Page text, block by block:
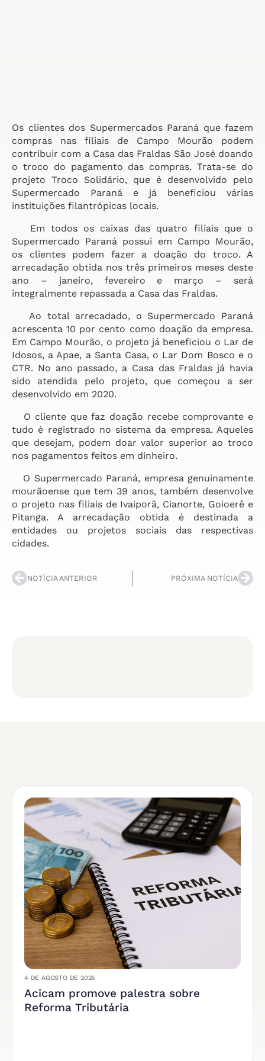
Os clientes dos Supermercados Paraná que fazem
compras nas filiais de Campo Mourão podem
contribuir com a Casa das Fraldas São José doando
o troco do pagamento das compras. Trata-se do
projeto Troco Solidário, que é desenvolvido pelo
Supermercado Paraná e já beneficiou várias
instituições filantrópicas locais.
Em todos os caixas das quatro filiais que o
Supermercado Paraná possui em Campo Mourão,
os clientes podem fazer a doação do troco. A
arrecadação obtida nos três primeiros meses deste
ano – janeiro, fevereiro e março – será
integralmente repassada a Casa das Fraldas.
Ao total arrecadado, o Supermercado Paraná
acrescenta 10 por cento como doação da empresa.
Em Campo Mourão, o projeto já beneficiou o Lar de
Idosos, a Apae, a Santa Casa, o Lar Dom Bosco e o
CTR. No ano passado, a Casa das Fraldas já havia
sido atendida pelo projeto, que começou a ser
desenvolvido em 2020.
O cliente que faz doação recebe comprovante e
tudo é registrado no sistema da empresa. Aqueles
que desejam, podem doar valor superior ao troco
nos pagamentos feitos em dinheiro.
O Supermercado Paraná, empresa genuinamente
mourãoense que tem 39 anos, também desenvolve
o projeto nas filiais de Ivaiporã, Cianorte, Goioerê e
Pitanga. A arrecadação obtida é destinada a
entidades ou projetos sociais das respectivas
cidades.
NOTÍCIA ANTERIOR PRÓXIMA NOTÍCIA
4 DE AGOSTO DE 2026
Acicam promove palestra sobre
Reforma Tributária